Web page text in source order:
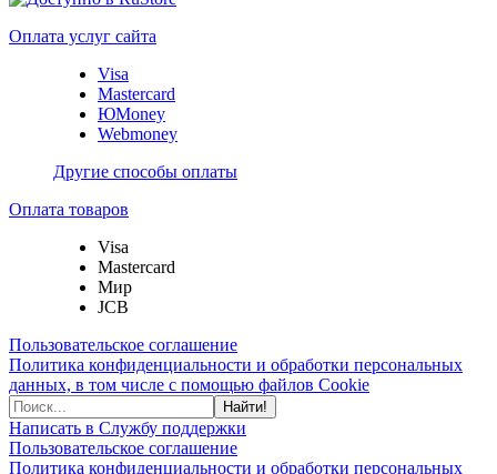
Оплата услуг сайта
Visa
Mastercard
ЮMoney
Webmoney
Другие способы оплаты
Оплата товаров
Visa
Mastercard
Мир
JCB
Пользовательское соглашение
Политика конфиденциальности и обработки персональных
данных, в том числе с помощью файлов Cookie
Найти!
Написать в Службу поддержки
Пользовательское соглашение
Политика конфиденциальности и обработки персональных